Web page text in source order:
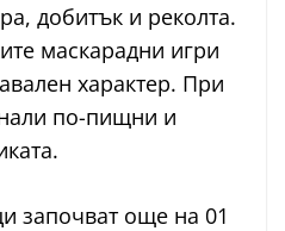
добитък и реколта.
маскарадни игри
характер. При
по-пищни и
започват още на 01